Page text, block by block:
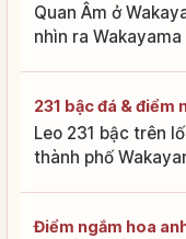
Quan Âm ở
nhìn ra
231 bậc đá & điểm
Leo 231 bậc trên
thành phố
Điểm ngắm hoa